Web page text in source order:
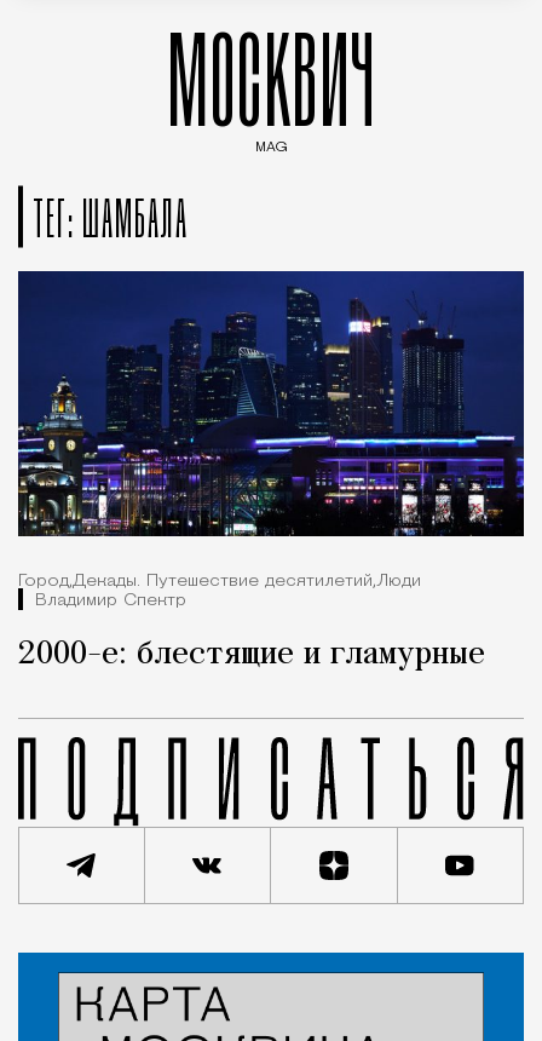
МОСКВИЧ
MAG
ТЕГ: ШАМБАЛА
Город,Декады. Путешествие десятилетий,Люди
Владимир Спектр
2000-е: блестящие и гламурные